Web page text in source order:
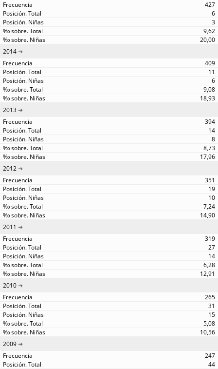
427
6
3
9,62
20,00
2014
409
11
6
9,08
18,93
2013
394
14
8
8,73
17,96
2012
351
19
10
7,24
14,90
2011
319
27
14
6,28
12,91
2010
265
31
15
5,08
10,56
2009
247
44